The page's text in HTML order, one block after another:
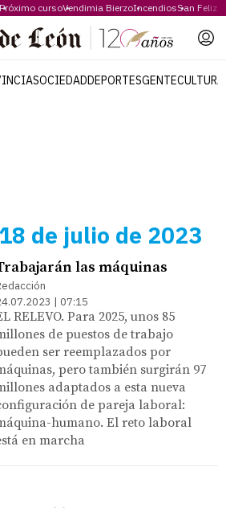
Próximo cursoVendimia BierzoIncendiosSan Feliz
SOCIEDADDEPORTESGENTECULTURA
18 de julio de 2023
las máquinas
| 07:15
RELEVO. Para 2025, unos 85
de puestos de trabajo
ser reemplazados por
pero también surgirán 97
adaptados a esta nueva
de pareja laboral:
humano. El reto laboral
en marcha